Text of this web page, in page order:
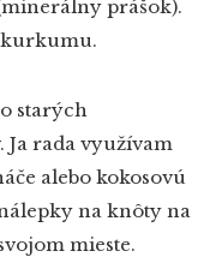
prášok).
starých
Ja rada využívam
alebo kokosovú
na knôty na
mieste.